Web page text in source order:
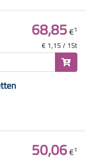
68,85€1
€ 1,15 / 1St
50,06€1